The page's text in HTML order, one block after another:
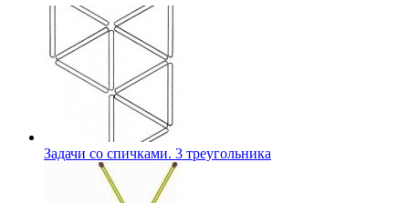
Задачи со спичками. 3 треугольника